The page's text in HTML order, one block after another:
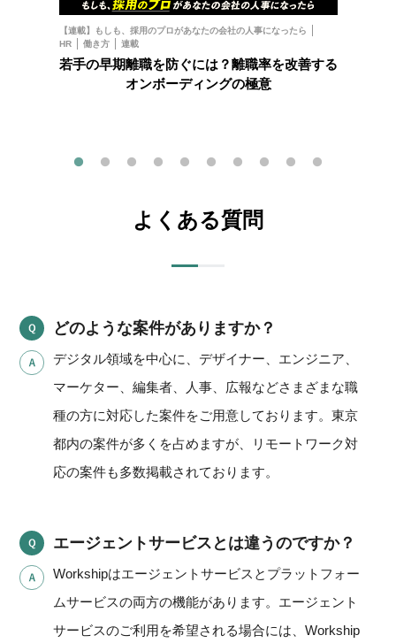
【連載】もしも、採用のプロがあなたの会社の人事になったら
HR
働き方 連載
若手の早期離職を防ぐには？離職率を改善する
オンボーディングの極意
よくある質問
どのような案件がありますか？
デジタル領域を中心に、デザイナー、エンジニア、
マーケター、編集者、人事、広報などさまざまな職
種の方に対応した案件をご用意しております。東京
都内の案件が多くを占めますが、リモートワーク対
応の案件も多数掲載されております。
エージェントサービスとは違うのですか？
Workshipはエージェントサービスとプラットフォー
ムサービスの両方の機能があります。エージェント
サービスのご利用を希望される場合には、Workship